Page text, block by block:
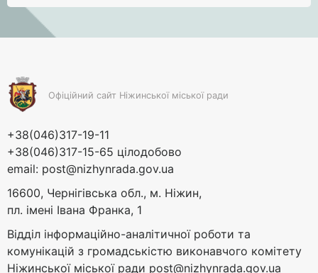
Офіційний сайт Ніжинської міської ради
+38(046)317-19-11
+38(046)317-15-65 цілодобово
email: post@nizhynrada.gov.ua
16600, Чернігівська обл., м. Ніжин,
пл. імені Івана Франка, 1
Відділ інформаційно-аналітичної роботи та
комунікацій з громадськістю виконавчого комітету
Ніжинської міської ради post@nizhynrada.gov.ua